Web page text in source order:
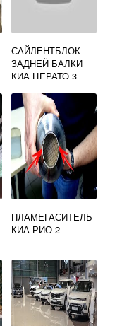
САЙЛЕНТБЛОК
ЗАДНЕЙ БАЛКИ
КИА ЦЕРАТО 3
ПЛАМЕГАСИТЕЛЬ
КИА РИО 2